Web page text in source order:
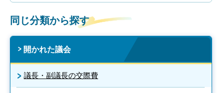
同じ分類から探す
開かれた議会
議長・副議長の交際費